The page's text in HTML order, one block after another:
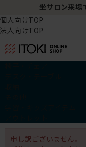
坐サロン来場
個人向けTOP
法人向けTOP
申し訳ございません。